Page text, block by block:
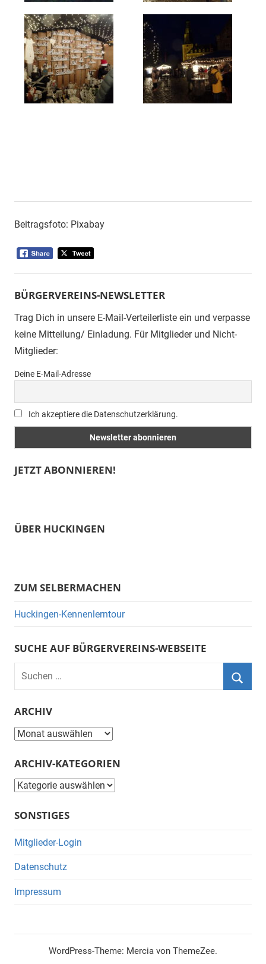
Beitragsfoto: Pixabay
BÜRGERVEREINS-NEWSLETTER
Trag Dich in unsere E-Mail-Verteilerliste ein und verpasse
keine Mitteilung/ Einladung. Für Mitglieder und Nicht-
Mitglieder:
Deine E-Mail-Adresse
Ich akzeptiere die Datenschutzerklärung.
JETZT ABONNIEREN!
ÜBER HUCKINGEN
ZUM SELBERMACHEN
Huckingen-Kennenlerntour
SUCHE AUF BÜRGERVEREINS-WEBSEITE
Suchen
nach:
ARCHIV
Archiv
ARCHIV-KATEGORIEN
Archiv-
SONSTIGES
Mitglieder-Login
Datenschutz
Impressum
WordPress-Theme: Mercia von ThemeZee.